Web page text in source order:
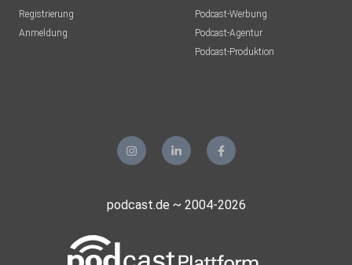
Registrierung
Anmeldung
Podcast-Werbung
Podcast-Agentur
Podcast-Produktion
podcast.de ~ 2004-2026